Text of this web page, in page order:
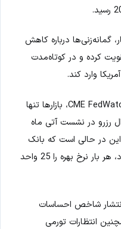
گمانه‌زنی‌ها درباره کاهش
کرده و در کوتاه‌مدت
وارد کند.
در حال حاضر، طبق داده‌های ابزار CME FedWatch، بازارها تنها
رزرو در نشست آتی ماه
این در حالی است که بانک
مرکزی آمریکا در سه نشست اخیر خود، هر بار نرخ بهره را 25 واحد
انتشار شاخص احساسات
انتظارات تورمی